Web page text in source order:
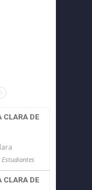
CLARA DE
CLARA DE